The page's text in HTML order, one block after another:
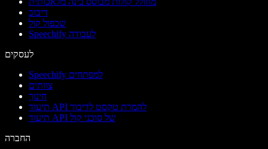
דיבוב
שכפול קול
Speechify לעבודה
לעסקים
Speechify למפתחים
צוותים
חינוך
תיעוד API להמרת טקסט לדיבור
תיעוד API של סוכני קול
החברה